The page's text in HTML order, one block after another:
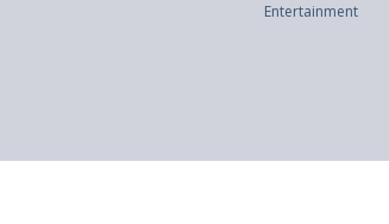
Entertainment